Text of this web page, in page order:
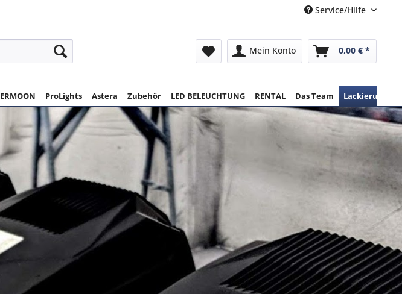
Service/Hilfe
Mein Konto 0,00 € *
ProLights Astera Zubehör LED BELEUCHTUNG RENTAL Das Team Lackierungen